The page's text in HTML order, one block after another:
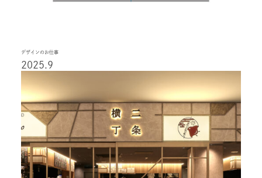
デザインのお仕事
2025.9